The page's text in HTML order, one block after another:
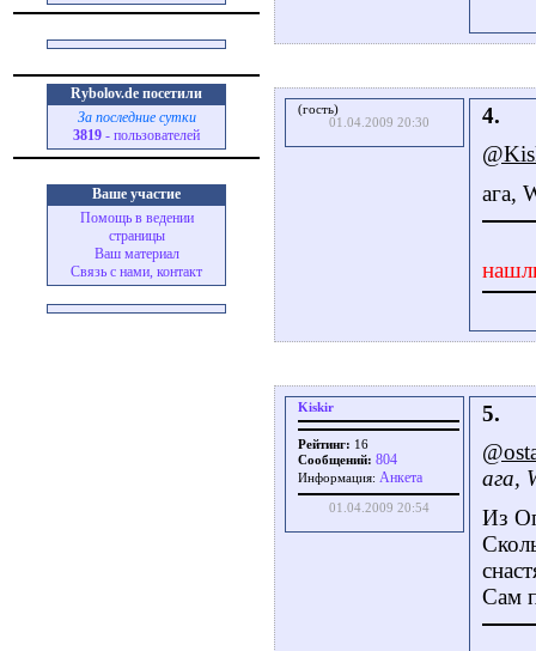
Rybolov.de посетили
За последние сутки
3819 - пользователей
Ваше участие
Помощь в ведении
страницы
Ваш материал
Связь с нами, контакт
(гость)
01.04.2009 20:30
4.
ага,
Kiskir
Рейтинг: 16
Сообщений: 804
Информация: Aнкета
01.04.2009 20:54
5.
ага,
Из
Сам